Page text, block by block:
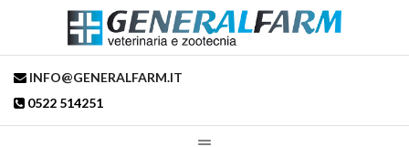
INFO@GENERALFARM.IT
0522 514251